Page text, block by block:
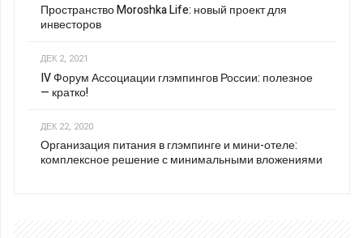
Пространство Moroshka Life: новый проект для
инвесторов
ДЕК 2, 2021
IV Форум Ассоциации глэмпингов России: полезное
— кратко!
ДЕК 22, 2020
Организация питания в глэмпинге и мини-отеле:
комплексное решение с минимальными вложениями